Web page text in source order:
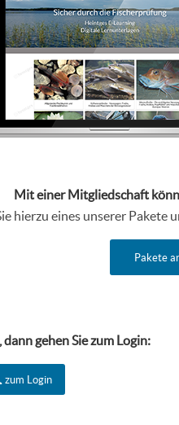
Mit einer Mitgliedschaft
hierzu eines unserer Pakete
Pakete
gehen Sie zum Login:
zum Login